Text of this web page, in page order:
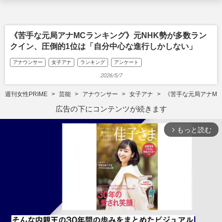
《苦手な元局アナMCランキング》元NHK勢が多数ラン
クイン、圧倒的1位は「自分中心な進行しかしない」
アナウンサー 女子アナ ランキング アンケート
2026/5/7
週刊女性PRIME 芸能 アナウンサー 女子アナ 《苦手な元局アナ
広告の下にコンテンツが続きます
arrow_forward_ios もっと読む